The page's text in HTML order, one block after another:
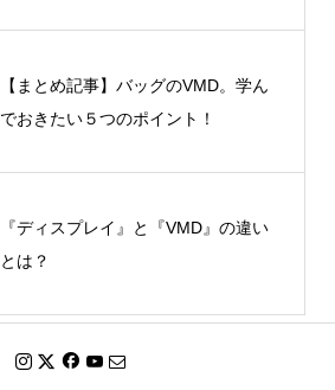
【まとめ記事】バッグのVMD。学ん
でおきたい５つのポイント！
『ディスプレイ』と『VMD』の違い
とは？